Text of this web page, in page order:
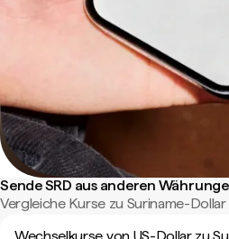
Sende SRD aus anderen
Vergleiche Kurse zu Suriname-Dollar